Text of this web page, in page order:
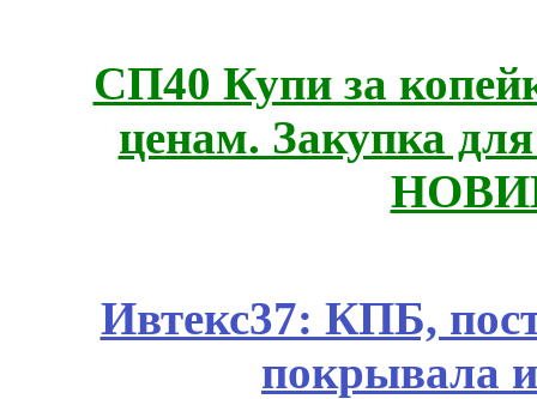
СП40 Купи за
ценам. Закупка
Ивтекс37: КПБ,
покрывала